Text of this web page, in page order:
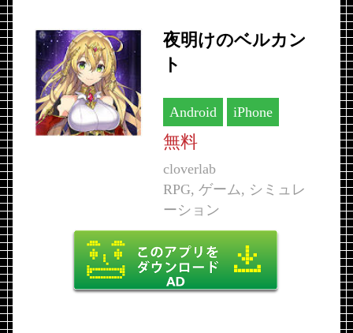
夜明けのベルカン
ト
Android iPhone
無料
cloverlab
RPG, ゲーム, シミュレ
ーション